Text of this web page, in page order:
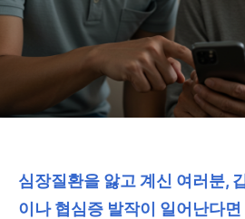
심장질환을 앓고 계신 여러분,
이나 협심증 발작이 일어난다